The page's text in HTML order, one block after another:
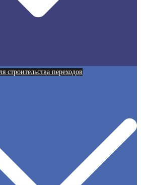
строительства переходов